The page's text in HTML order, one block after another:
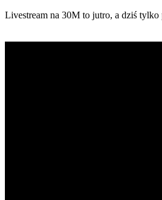
Livestream na 30M to jutro, a dziś tylko